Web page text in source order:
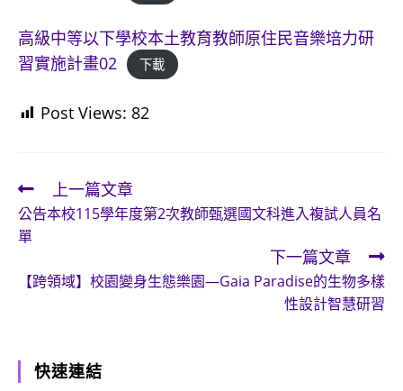
高級中等以下學校本土教育教師原住民音樂培力研
習實施計畫02
下載
Post Views: 82
Read
more
articles
上一篇文章
公告本校115學年度第2次教師甄選國文科進入複試人員名
單
下一篇文章
【跨領域】校園變身生態樂園—Gaia Paradise的生物多樣
性設計智慧研習
快速連結